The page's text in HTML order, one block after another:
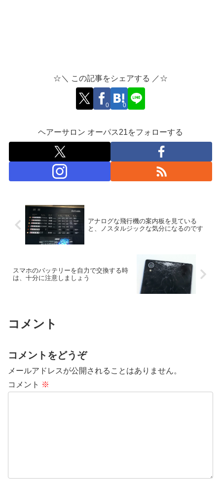
☆＼ この記事をシェアする ／☆
0 0
ヘアーサロン オーパス21をフォローする
アナログな飛行機の案内板を見ている
と、ノスタルジックな気分になるのです
スマホのバッテリーを自力で交換する時
は、十分に注意しましょう
コメント
コメントをどうぞ
メールアドレスが公開されることはありません。
コメント ※